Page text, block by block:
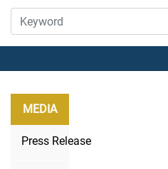
MEDIA
Press Release